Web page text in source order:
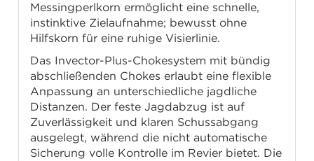
Messingperlkorn ermöglicht eine schnelle,
instinktive Zielaufnahme; bewusst ohne
Hilfskorn für eine ruhige Visierlinie.
Das Invector-Plus-Chokesystem mit bündig
abschließenden Chokes erlaubt eine flexible
Anpassung an unterschiedliche jagdliche
Distanzen. Der feste Jagdabzug ist auf
Zuverlässigkeit und klaren Schussabgang
ausgelegt, während die nicht automatische
Sicherung volle Kontrolle im Revier bietet. Die